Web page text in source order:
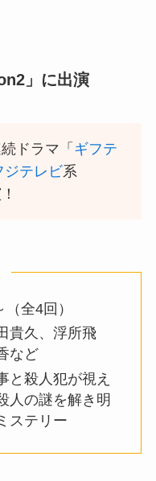
」に出演
ドラマ「 ギフテ
ジテレビ系
全4回）
貴久、浮所飛
など
と殺人犯が視え
人の謎を解き明
ステリー